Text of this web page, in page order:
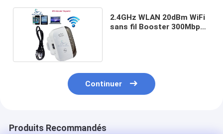
2.4GHz WLAN 20dBm WiFi
sans fil Booster 300Mbps
Continuer
Produits Recommandés